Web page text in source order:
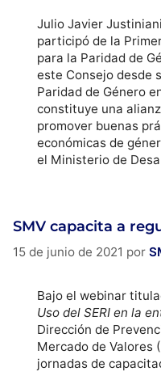
Julio Javier
participó de la
para la Paridad de
este Consejo desde
Paridad de Género
constituye una
promover buenas
económicas de
el Ministerio de
SMV capacita a
15 de junio de 2021 por
Bajo el webinar
Uso del SERI en la
Dirección de
Mercado de Valores
jornadas de